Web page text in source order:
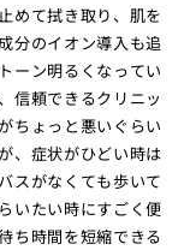
めて拭き取り、肌を
分のイオン導入も追
ーン明るくなってい
信頼できるクリニッ
ちょっと悪いぐらい
、症状がひどい時は
スがなくても歩いて
いたい時にすごく便
ち時間を短縮できる